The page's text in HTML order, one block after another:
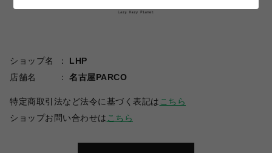
ショップ名
LHP
店舗名
名古屋PARCO
特定商取引法など法令に基づく表記は こちら
ショップお問い合わせは こちら